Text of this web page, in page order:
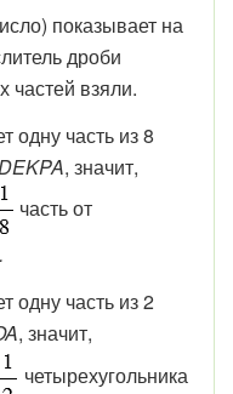
показывает на
дроби
частей взяли.
одну часть из 8
, значит,
часть от
одну часть из 2
, значит,
четырехугольника